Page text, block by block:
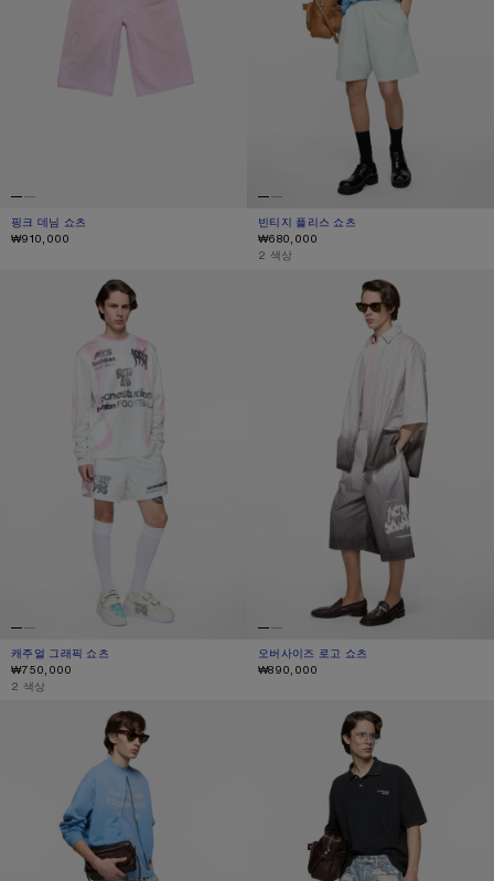
핑크 데님 쇼츠
현재 색상: 핑크
가격: ₩910,000.
₩910,000
빈티지 플리스 쇼츠
현재 색상: 페일 민트
가격: ₩680,000.
₩680,000
,2 색상
캐주얼 그래픽 쇼츠
캐주얼 그래픽 쇼츠
현재 색상: 화이트
가격: ₩750,000.
₩750,000
,2 색상
오버사이즈 로고 쇼츠
오버사이즈 로고 쇼츠
현재 색상: 화이트/브라운
가격: ₩890,000.
₩890,000
캐주얼 플란넬 체크 쇼츠 트롱프뢰유 데님 쇼츠